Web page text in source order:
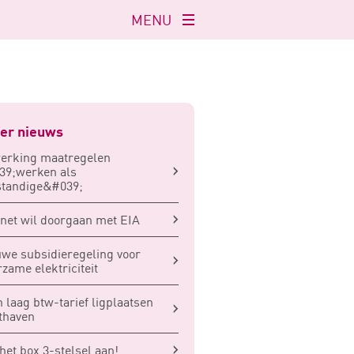
Navigatie
openen
MENU
nieuws
maatregelen
als
wil doorgaan met EIA
subsidieregeling voor
elektriciteit
laag btw-tarief ligplaatsen
box 3-stelsel aan!